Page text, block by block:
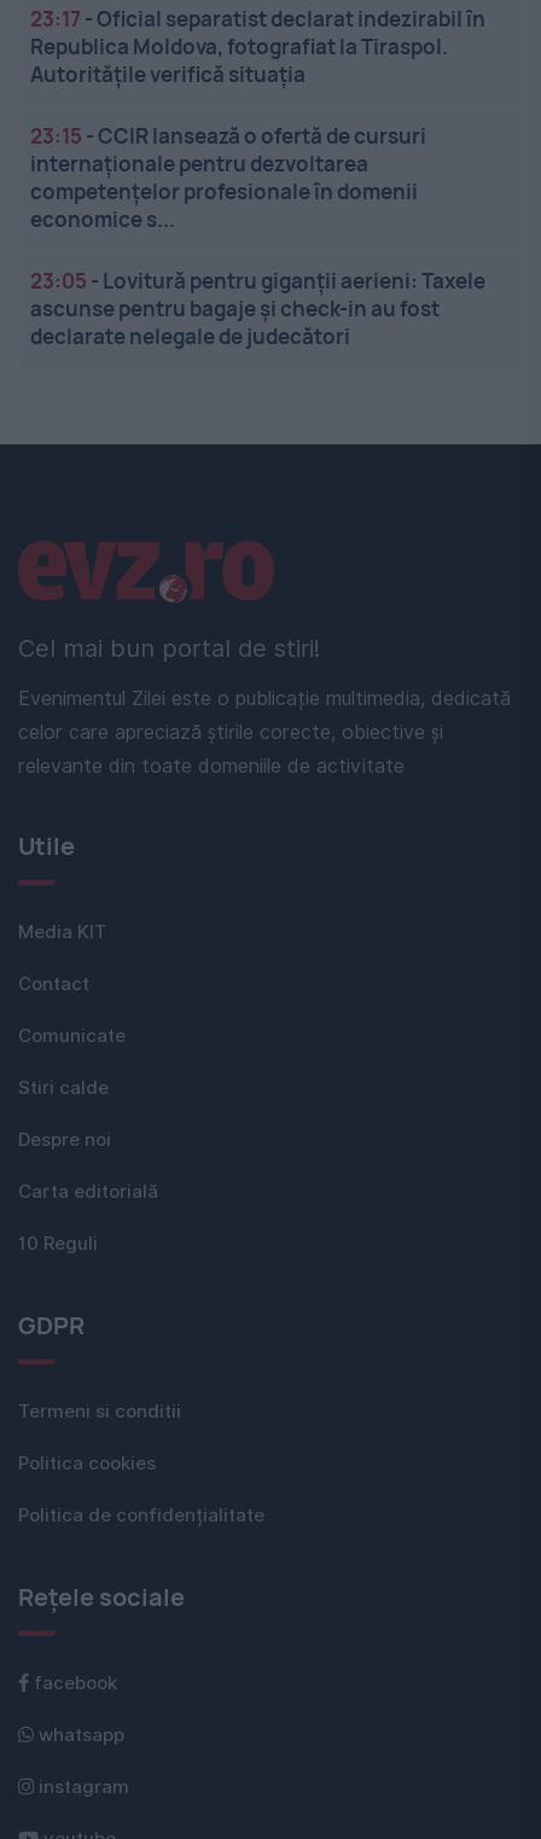
23:17 -Oficial separatist declarat indezirabil în
Republica Moldova, fotografiat la Tiraspol.
Autoritățile verifică situația
23:15 -CCIR lansează o ofertă de cursuri
internaționale pentru dezvoltarea
competențelor profesionale în domenii
economice s...
23:05 - Lovitură pentru giganții aerieni: Taxele
ascunse pentru bagaje și check-in au fost
declarate nelegale de judecători
Cel mai bun portal de stiri!
Evenimentul Zilei este o publicație multimedia, dedicată
celor care apreciază știrile corecte, obiective și
relevante din toate domeniile de activitate
Linkuri utile
Utile
Media KIT
Contact
Comunicate
Stiri calde
Despre noi
Carta editorială
10 Reguli
GDPR
Termeni si conditii
Politica cookies
Politica de confidențialitate
Rețele sociale
facebook
whatsapp
instagram